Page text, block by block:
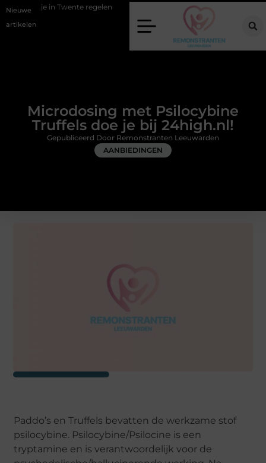
Nieuwe
artikelen
regelen Wat zero-click search betekent voor de toekomst van
Microdosing met Psilocybine
Truffels doe je bij 24high.nl!
AANBIEDINGEN
Gepubliceerd Door Remonstranten Leeuwarden
Paddo’s en Truffels bevatten de werkzame stof
psilocybine. Psilocybine/Psilocine is een
tryptamine en is verantwoordelijk voor de